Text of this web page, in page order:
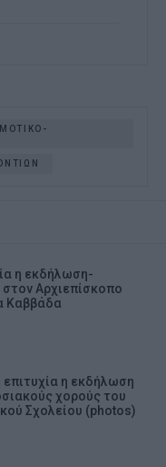
η εκδήλωση-
Αρχιεπίσκοπο
Καββάδα
επιτυχία η εκδήλωση
χορούς του
Σχολείου (photos)